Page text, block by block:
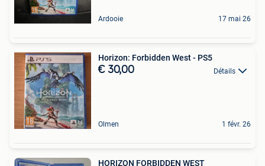
Ardooie 17 mai 26
Horizon: Forbidden West - PS5
€ 30,00 Détails
Olmen 1 févr. 26
HORIZON FORBIDDEN WEST